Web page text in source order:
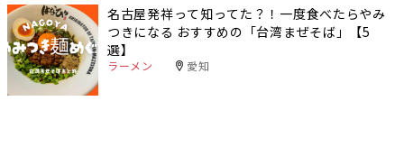
名古屋発祥って知ってた？！一度食べたらやみ
つきになる おすすめの「台湾まぜそば」【5
選】
ラーメン 愛知